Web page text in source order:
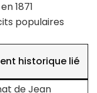
1871
populaires
historique lié
de Jean